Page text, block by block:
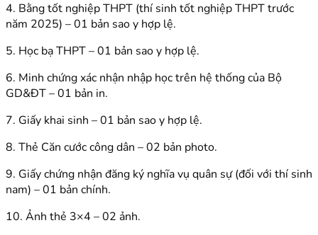
4. Bằng tốt nghiệp THPT (thí sinh tốt nghiệp THPT trước
năm 2025) – 01 bản sao y hợp lệ.
5. Học bạ THPT – 01 bản sao y hợp lệ.
6. Minh chứng xác nhận nhập học trên hệ thống của Bộ
GD&ĐT – 01 bản in.
7. Giấy khai sinh – 01 bản sao y hợp lệ.
8. Thẻ Căn cước công dân – 02 bản photo.
9. Giấy chứng nhận đăng ký nghĩa vụ quân sự (đối với thí sinh
nam) – 01 bản chính.
10. Ảnh thẻ 3×4 – 02 ảnh.